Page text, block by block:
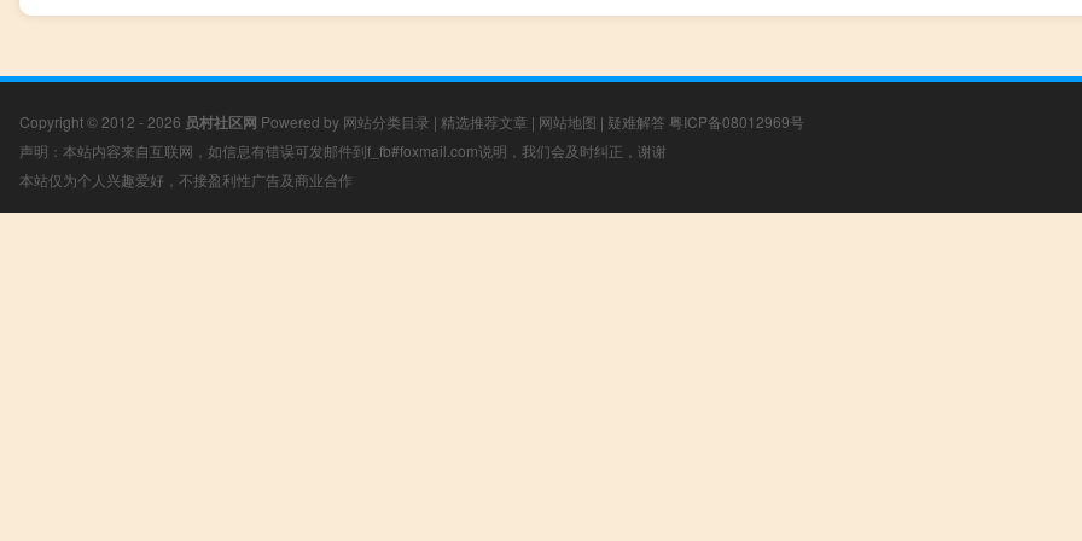
Copyright © 2012 - 2026 员村社区网 Powered by 网站分类目录 | 精选推荐文章 | 网站地图 | 疑难解答 粤ICP备08012969号
声明：本站内容来自互联网，如信息有错误可发邮件到f_fb#foxmail.com说明，我们会及时纠正，谢谢
本站仅为个人兴趣爱好，不接盈利性广告及商业合作